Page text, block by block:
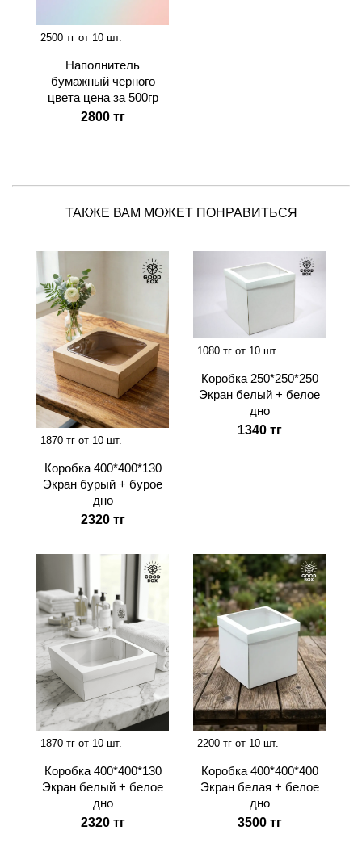
2500 тг от 10 шт.
Наполнитель
бумажный черного
цвета цена за 500гр
2800 тг
ТАКЖЕ ВАМ МОЖЕТ ПОНРАВИТЬСЯ
1870 тг от 10 шт.
Коробка 400*400*130
Экран бурый + бурое
дно
2320 тг
1080 тг от 10 шт.
Коробка 250*250*250
Экран белый + белое
дно
1340 тг
1870 тг от 10 шт.
Коробка 400*400*130
Экран белый + белое
дно
2320 тг
2200 тг от 10 шт.
Коробка 400*400*400
Экран белая + белое
дно
3500 тг